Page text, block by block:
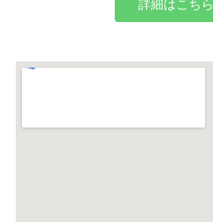
詳細はこちら